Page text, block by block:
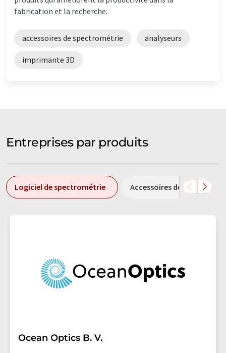
fabrication et la recherche.
accessoires de spectrométrie analyseurs
imprimante 3D
Entreprises par produits
Logiciel de spectrométrie Accessoires de
Ocean Optics B. V.